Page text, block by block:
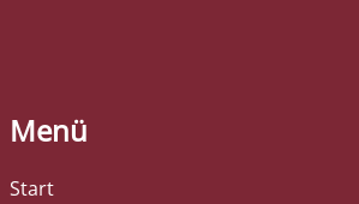
Menü
Start